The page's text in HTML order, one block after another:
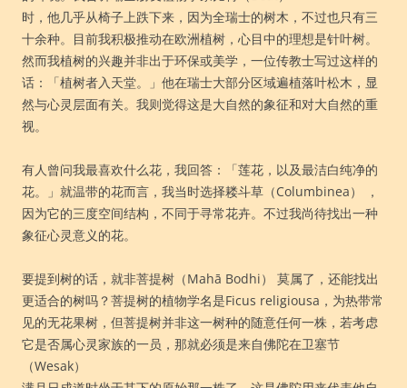
时，他几乎从椅子上跌下来，因为全瑞士的树木，不过也只有三
十余种。目前我积极推动在欧洲植树，心目中的理想是针叶树。
然而我植树的兴趣并非出于环保或美学，一位传教士写过这样的
话：「植树者入天堂。」他在瑞士大部分区域遍植落叶松木，显
然与心灵层面有关。我则觉得这是大自然的象征和对大自然的重
视。
有人曾问我最喜欢什么花，我回答：「莲花，以及最洁白纯净的
花。」就温带的花而言，我当时选择耧斗草（Columbinea） ，
因为它的三度空间结构，不同于寻常花卉。不过我尚待找出一种
象征心灵意义的花。
要提到树的话，就非菩提树（Mahā Bodhi） 莫属了，还能找出
更适合的树吗？菩提树的植物学名是Ficus religiousa，为热带常
见的无花果树，但菩提树并非这一树种的随意任何一株，若考虑
它是否属心灵家族的一员，那就必须是来自佛陀在卫塞节
（Wesak）